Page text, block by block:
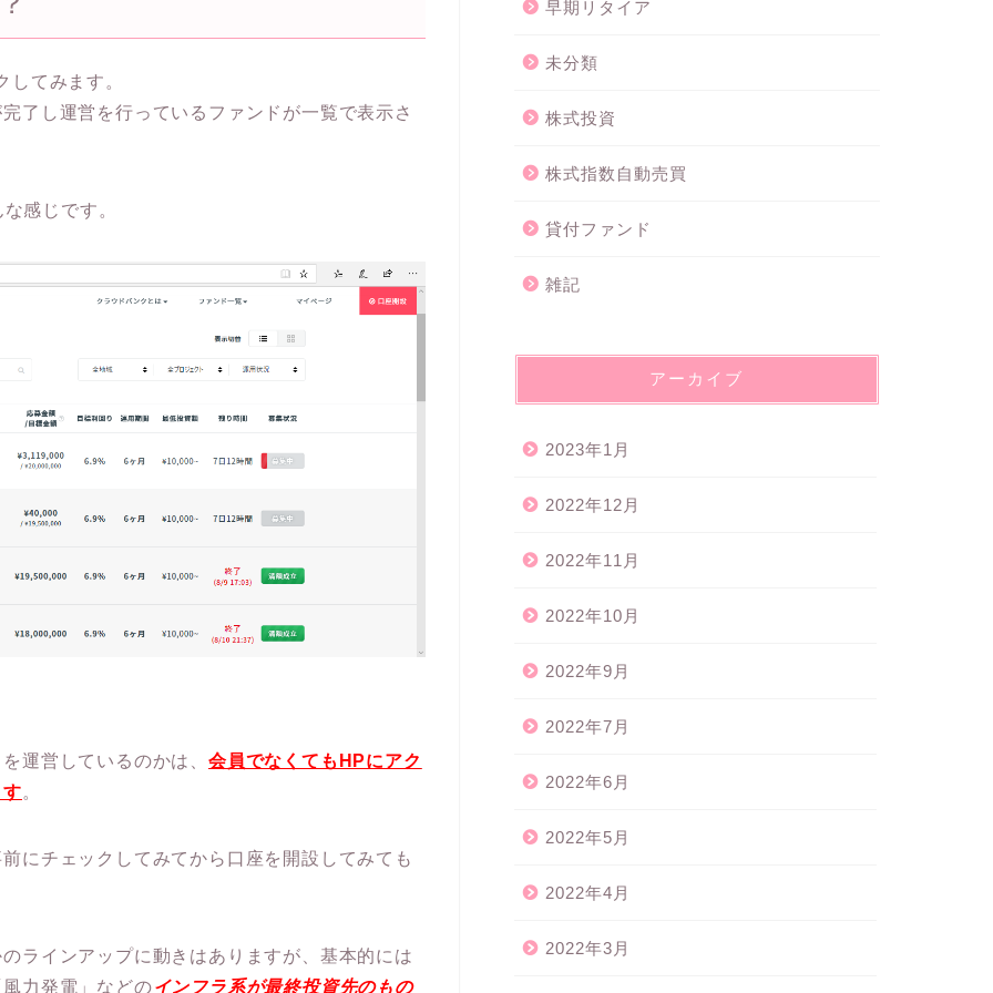
てみます。
了し運営を行っているファンドが一覧で表示さ
感じです。
運営しているのかは、 会員でなくてもHPにアク
。
にチェックしてみてから口座を開設してみても
ラインアップに動きはありますが、基本的には
力発電」などのインフラ系が最終投資先のもの
早期リタイア
未分類
株式投資
株式指数自動売買
貸付ファンド
雑記
アーカイブ
2023年1月
2022年12月
2022年11月
2022年10月
2022年9月
2022年7月
2022年6月
2022年5月
2022年4月
2022年3月